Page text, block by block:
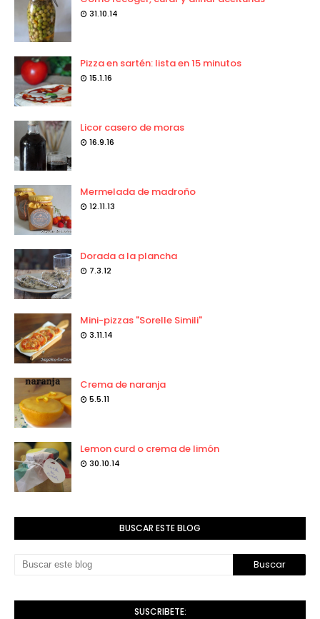
31.10.14
Pizza en sartén: lista en 15 minutos
15.1.16
Licor casero de moras
16.9.16
Mermelada de madroño
12.11.13
Dorada a la plancha
7.3.12
Mini-pizzas "Sorelle Simili"
3.11.14
Crema de naranja
5.5.11
Lemon curd o crema de limón
30.10.14
BUSCAR ESTE BLOG
SUSCRIBETE: